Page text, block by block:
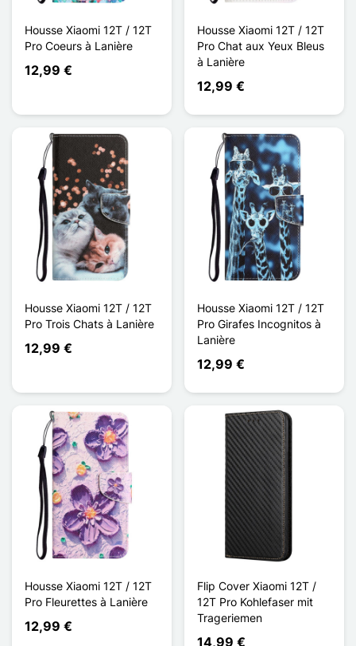
Housse Xiaomi 12T / 12T
Pro Coeurs à Lanière
12,99 €
Housse Xiaomi 12T / 12T
Pro Chat aux Yeux Bleus
à Lanière
12,99 €
Housse Xiaomi 12T / 12T
Pro Trois Chats à Lanière
12,99 €
Housse Xiaomi 12T / 12T
Pro Girafes Incognitos à
Lanière
12,99 €
Housse Xiaomi 12T / 12T
Pro Fleurettes à Lanière
12,99 €
Flip Cover Xiaomi 12T /
12T Pro Kohlefaser mit
Trageriemen
14,99 €